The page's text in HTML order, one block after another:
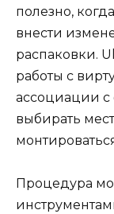
полезно,
внести
распаковки.
работы с
ассоциации с
выбирать
Процедура